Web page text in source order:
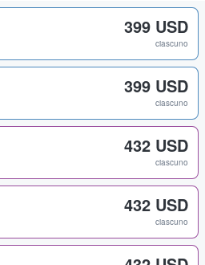
399 USD
ciascuno
399 USD
ciascuno
432 USD
ciascuno
432 USD
ciascuno